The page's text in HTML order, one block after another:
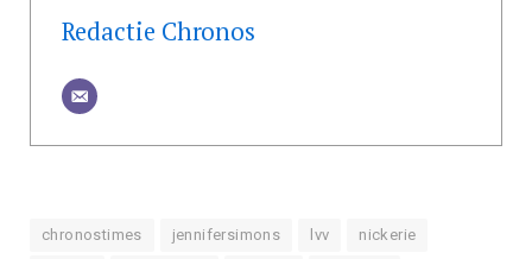
Redactie Chronos
chronostimes jennifersimons lvv nickerie